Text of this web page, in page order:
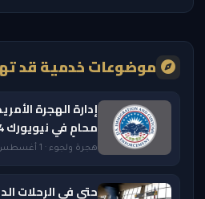
موضوعات خدمية قد
إدارة الهجرة
محامٍ في نيويورك 470584 دولاراً
هجرة ولجوء · 1 أغسطس 2026 — 7:10 PM